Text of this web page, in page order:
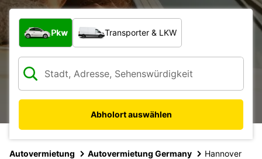
Welche Art von Fahrzeug?
Pkw Transporter & LKW
Abholort auswählen
Autovermietung Autovermietung Germany Hannover